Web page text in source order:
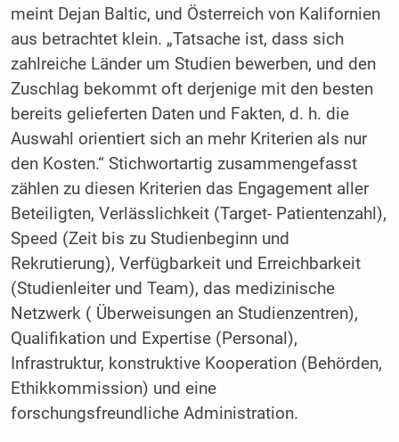
meint Dejan Baltic, und Österreich von Kalifornien
aus betrachtet klein. „Tatsache ist, dass sich
zahlreiche Länder um Studien bewerben, und den
Zuschlag bekommt oft derjenige mit den besten
bereits gelieferten Daten und Fakten, d. h. die
Auswahl orientiert sich an mehr Kriterien als nur
den Kosten.“ Stichwortartig zusammengefasst
zählen zu diesen Kriterien das Engagement aller
Beteiligten, Verlässlichkeit (Target- Patientenzahl),
Speed (Zeit bis zu Studienbeginn und
Rekrutierung), Verfügbarkeit und Erreichbarkeit
(Studienleiter und Team), das medizinische
Netzwerk ( Überweisungen an Studienzentren),
Qualifikation und Expertise (Personal),
Infrastruktur, konstruktive Kooperation (Behörden,
Ethikkommission) und eine
forschungsfreundliche Administration.